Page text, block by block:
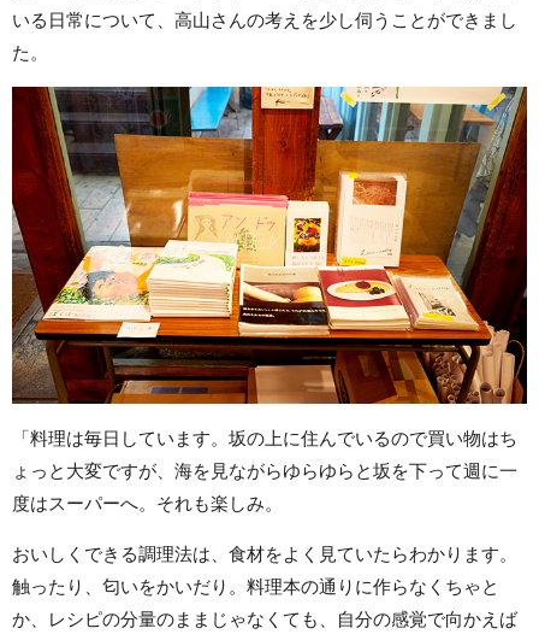
いる日常について、高山さんの考えを少し伺うことができまし
た。
「料理は毎日しています。坂の上に住んでいるので買い物はち
ょっと大変ですが、海を見ながらゆらゆらと坂を下って週に一
度はスーパーへ。それも楽しみ。
おいしくできる調理法は、食材をよく見ていたらわかります。
触ったり、匂いをかいだり。料理本の通りに作らなくちゃと
か、レシピの分量のままじゃなくても、自分の感覚で向かえば